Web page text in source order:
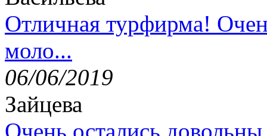
Отличная турфирма!
моло...
06/06/2019
Зайцева